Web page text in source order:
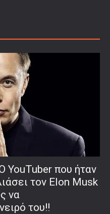
YouTuber που ήταν
τον Elon Musk
να
του!!